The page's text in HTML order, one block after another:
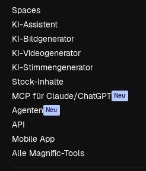
Spaces
KI-Assistent
KI-Bildgenerator
KI-Videogenerator
KI-Stimmengenerator
Stock-Inhalte
MCP für Claude/ChatGPT Neu
Agenten Neu
API
Mobile App
Alle Magnific-Tools